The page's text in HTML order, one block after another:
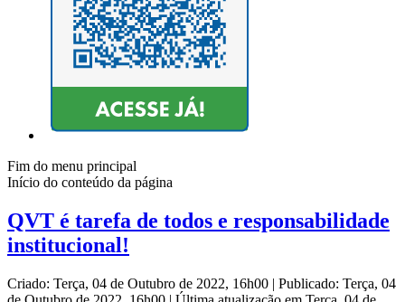
Fim do menu principal
Início do conteúdo da página
QVT é tarefa de todos e responsabilidade
institucional!
Criado: Terça, 04 de Outubro de 2022, 16h00 | Publicado: Terça, 04